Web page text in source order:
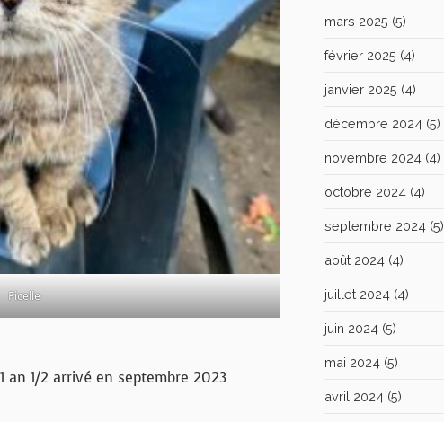
Ficelle
an 1/2 arrivé en septembre 2023
mars 2025 (5)
février 2025 (4)
janvier 2025 (4)
décembre 2024 (5)
novembre 2024 (4)
octobre 2024 (4)
septembre 2024 (5)
août 2024 (4)
juillet 2024 (4)
juin 2024 (5)
mai 2024 (5)
avril 2024 (5)